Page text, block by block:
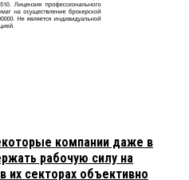
компании даже в
рабочую силу на
их секторах объективно